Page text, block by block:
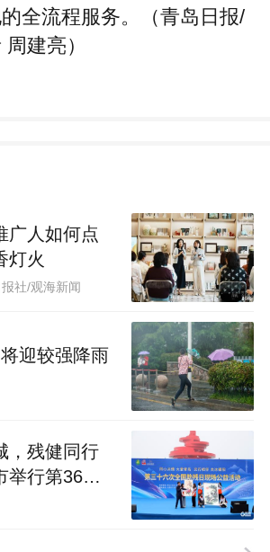
全流程服务。（青岛日报/
建亮）
广人如何点
灯火
社/观海新闻
迎较强降雨
，残健同行
举行第36次
益活动